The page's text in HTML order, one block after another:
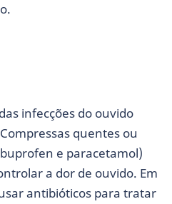
infecções do ouvido
quentes ou
e paracetamol)
a dor de ouvido. Em
antibióticos para tratar